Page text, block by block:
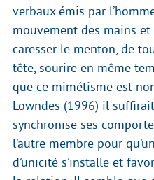
verbaux émis par
mouvement des mains
caresser le menton, de
tête, sourire en même
que ce mimétisme est
Lowndes (1996) il
synchronise ses
l’autre membre pour
d’unicité s’installe et